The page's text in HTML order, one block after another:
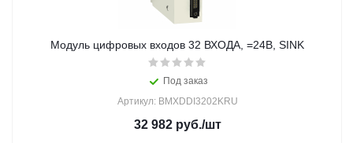
Модуль цифровых входов 32 ВХОДА, =24В, SINK
Под заказ
Артикул: BMXDDI3202KRU
32 982руб./шт